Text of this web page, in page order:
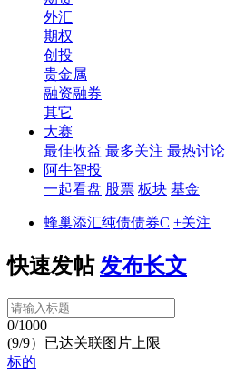
外汇
期权
创投
贵金属
融资融券
其它
大赛
最佳收益 最多关注 最热讨论
阿牛智投
一起看盘 股票 板块 基金
蜂巢添汇纯债债券C +关注
快速发帖 发布长文
0/1000
(9/9）已达关联图片上限
标的